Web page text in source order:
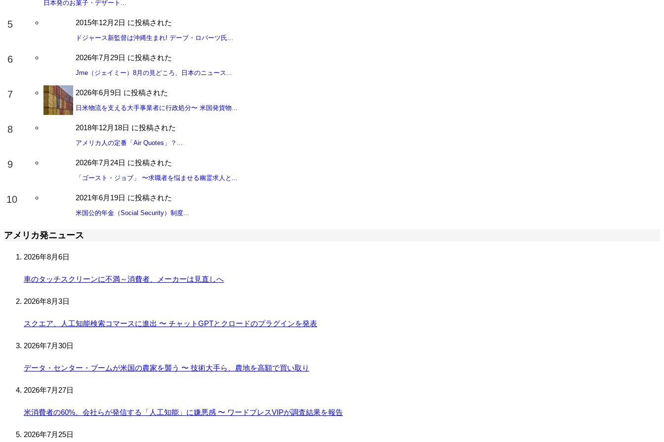
日本発のお菓子・デザート...
2015年12月2日 に投稿された
ドジャース新監督は沖縄生まれ! デーブ・ロバーツ氏...
2026年7月29日 に投稿された
Jme（ジェイミー）8月の見どころ、日本のニュース...
2026年6月9日 に投稿された
日米物流を支える大手事業者に行政処分〜 米国発貨物...
2018年12月18日 に投稿された
アメリカ人の定番「Air Quotes」？...
2026年7月24日 に投稿された
「ゴースト・ジョブ」 〜求職者を悩ませる幽霊求人と...
2021年6月19日 に投稿された
米国公的年金（Social Security）制度...
アメリカ発ニュース
2026年8月6日
車のタッチスクリーンに不満～消費者、メーカーは見直しへ
2026年8月3日
スクエア、人工知能検索コマースに進出 〜 チャットGPTとクロードのプラグインを発表
2026年7月30日
データ・センター・ブームが米国の農家を襲う 〜 技術大手ら、農地を高額で買い取り
2026年7月27日
米消費者の60%、会社らが発信する「人工知能」に嫌悪感 〜 ワードプレスVIPが調査結果を報告
2026年7月25日